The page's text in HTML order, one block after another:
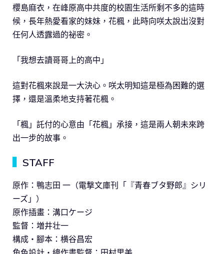
櫻島麻衣，在峰原高中共度的校園生活所剩不多的這時
候，長年熱愛看家的妹妹，花楓，此時向咲太說出沒對
任何人透露過的祕密。
「我想去讀哥哥上的高中」
這對花楓來說是一大決心。咲太明知這是極為困難的選
擇，還是溫柔地支持著花楓。
「楓」託付的心意由「花楓」承接，這是兩人朝未來跨
出一步的故事。
STAFF
原作：鴨志田 一（電撃文庫刊「『青春ブタ野郎』シリ
ーズ」）
原作插畫：溝口ケージ
監督：増井壮一
構成・腳本：横谷昌宏